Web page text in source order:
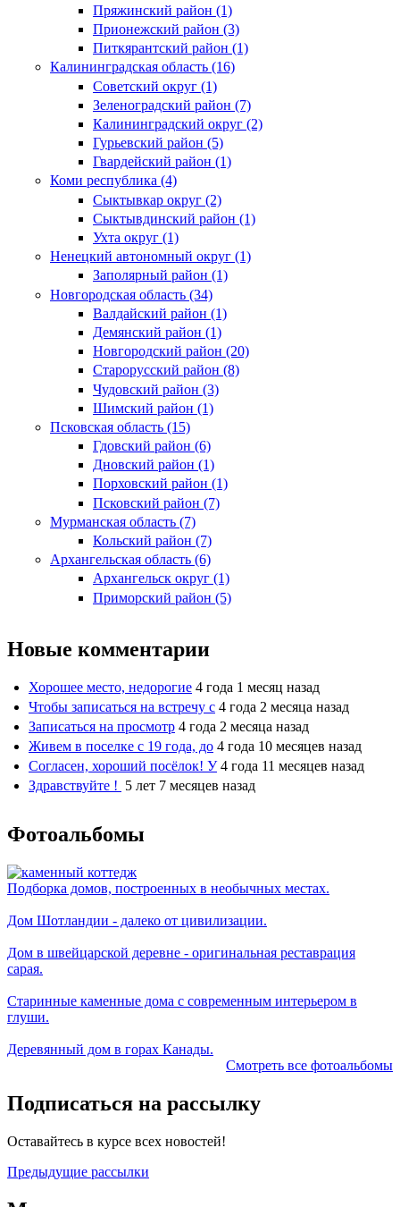
Пряжинский район (1)
Прионежский район (3)
Питкярантский район (1)
Калининградская область (16)
Советский округ (1)
Зеленоградский район (7)
Калининградский округ (2)
Гурьевский район (5)
Гвардейский район (1)
Коми республика (4)
Сыктывкар округ (2)
Сыктывдинский район (1)
Ухта округ (1)
Ненецкий автономный округ (1)
Заполярный район (1)
Новгородская область (34)
Валдайский район (1)
Демянский район (1)
Новгородский район (20)
Старорусский район (8)
Чудовский район (3)
Шимский район (1)
Псковская область (15)
Гдовский район (6)
Дновский район (1)
Порховский район (1)
Псковский район (7)
Мурманская область (7)
Кольский район (7)
Архангельская область (6)
Архангельск округ (1)
Приморский район (5)
Новые комментарии
Хорошее место, недорогие 4 года 1 месяц назад
Чтобы записаться на встречу с 4 года 2 месяца назад
Записаться на просмотр 4 года 2 месяца назад
Живем в поселке с 19 года, до 4 года 10 месяцев назад
Согласен, хороший посёлок! У 4 года 11 месяцев назад
Здравствуйте ! 5 лет 7 месяцев назад
Фотоальбомы
Подборка домов, построенных в необычных местах.
Дом Шотландии - далеко от цивилизации.
Дом в швейцарской деревне - оригинальная реставрация
сарая.
Старинные каменные дома с современным интерьером в
глуши.
Деревянный дом в горах Канады.
Смотреть все фотоальбомы
Подписаться на рассылку
Оставайтесь в курсе всех новостей!
Предыдущие рассылки